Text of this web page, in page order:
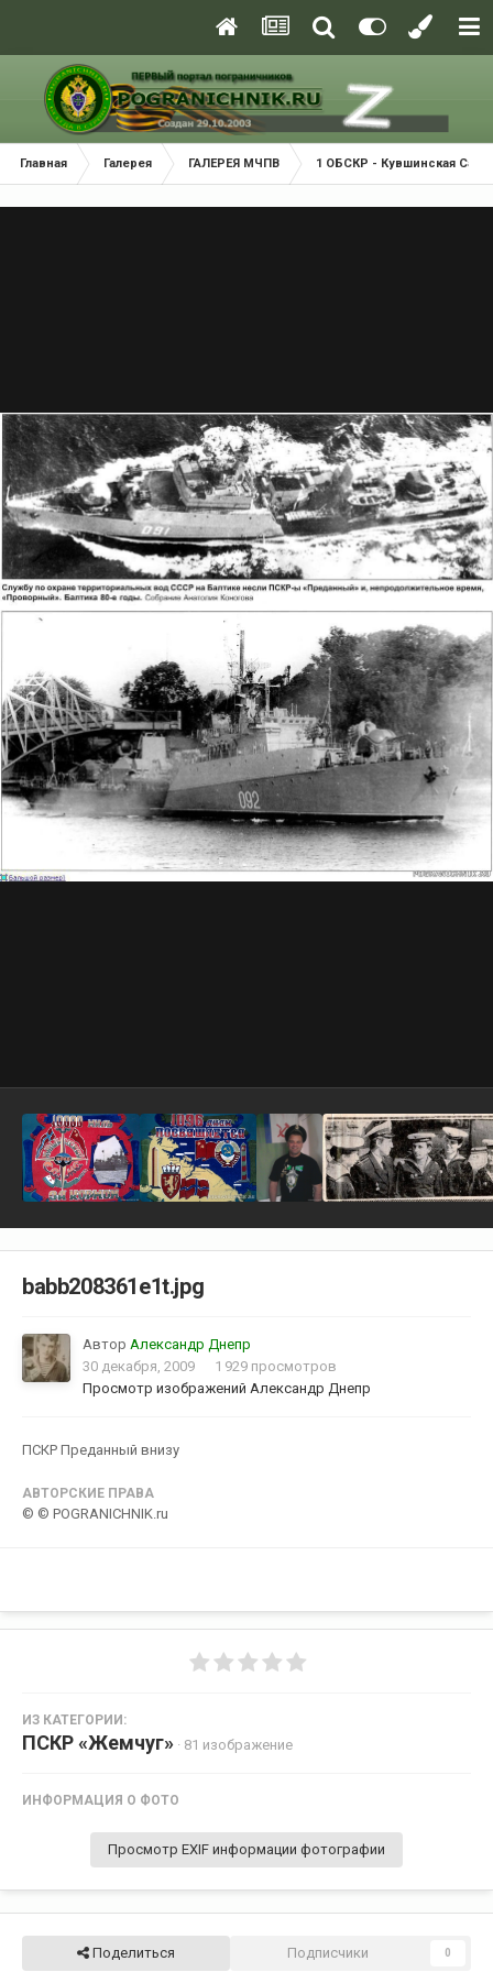
Главная Галерея ГАЛЕРЕЯ МЧПВ 1 ОБСКР - Кувшинская
babb208361e1t.jpg
Автор Александр Днепр
30 декабря, 2009
1 929 просмотров
Просмотр изображений Александр Днепр
ПСКР Преданный внизу
АВТОРСКИЕ ПРАВА
© © POGRANICHNIK.ru
ИЗ КАТЕГОРИИ:
ПСКР «Жемчуг» · 81 изображение
ИНФОРМАЦИЯ О ФОТО
Просмотр EXIF информации фотографии
Поделиться Подписчики 0